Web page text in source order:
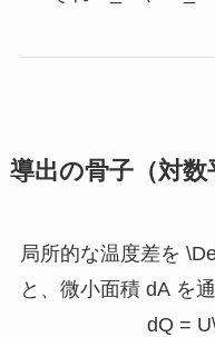
導出の骨子（対数
局所的な温度差を
と、微小面積 dAを通
dQ =